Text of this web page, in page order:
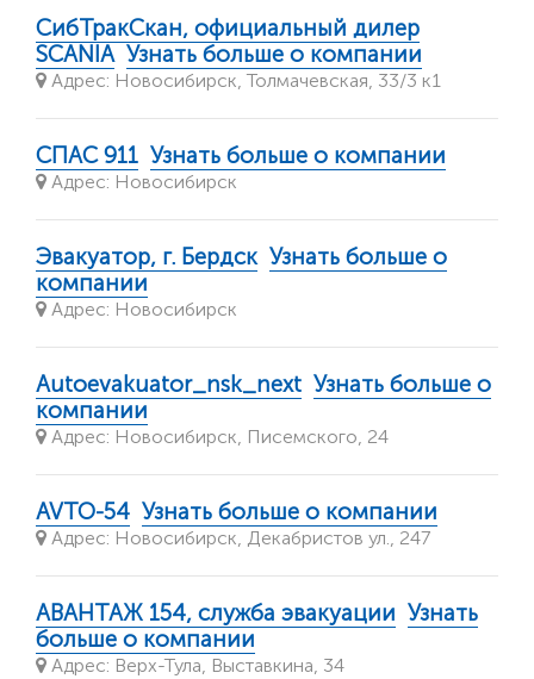
СибТракСкан, официальный дилер
SСANIA Узнать больше о компании
Адрес: Новосибирск, Толмачевская, 33/3 к1
СПАС 911 Узнать больше о компании
Адрес: Новосибирск
Эвакуатор, г. Бердск Узнать больше о
компании
Адрес: Новосибирск
Autoevakuator_nsk_next Узнать больше о
компании
Адрес: Новосибирск, Писемского, 24
AVTO-54 Узнать больше о компании
Адрес: Новосибирск, Декабристов ул., 247
АВАНТАЖ 154, служба эвакуации Узнать
больше о компании
Адрес: Верх-Тула, Выставкина, 34